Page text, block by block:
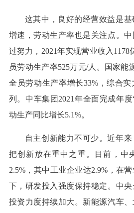
这其中，良好的经营效益是
增速，劳动生产率也是关注点。
过努力，2021年实现营业收入1178
员劳动生产率525万元/人。国家能
全员劳动生产率增长33%，综合
列。中车集团2021年全面完成年
动生产同比增长5.1%。
自主创新能力不可少。近年
把创新放在重中之重。目前，中
2.5%，其中工业企业达2.9%，在
下，研发投入强度保持稳定。中
投资力度持续加大。新能源汽车